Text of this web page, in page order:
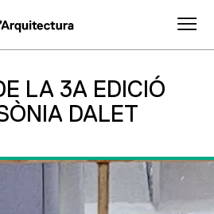
LA 3A EDICIÓ
DALET